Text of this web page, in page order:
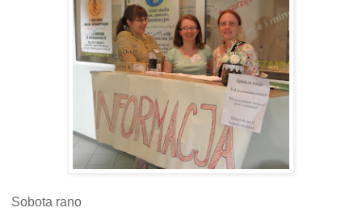
Sobota rano